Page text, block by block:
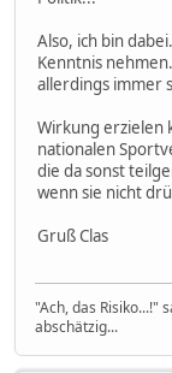
Also, ich bin
Kenntnis
allerdings immer
Wirkung erzielen
nationalen
die da sonst
wenn sie nicht
Gruß Clas
"Ach, das Risiko...!"
abschätzig...